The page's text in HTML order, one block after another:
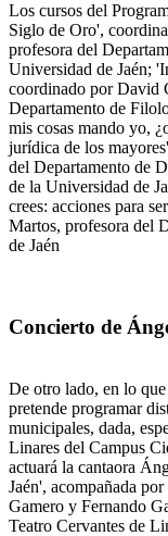
Los cursos del
Siglo de Oro',
profesora del
Universidad de Jaén;
coordinado por David
Departamento de
mis cosas mando yo,
jurídica de los
del Departamento de
de la Universidad de
crees: acciones para
Martos, profesora del
de Jaén
Concierto de
De otro lado, en lo que
pretende programar
municipales, dada,
Linares del Campus
actuará la cantaora
Jaén', acompañada
Gamero y Fernando
Teatro Cervantes de